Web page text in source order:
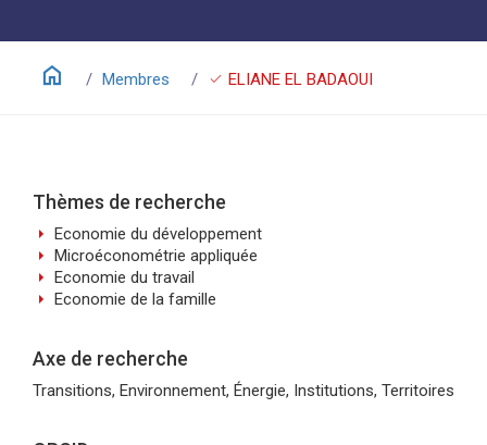
home Membres check ELIANE EL BADAOUI
Thèmes de recherche
arrow_right Economie du développement
arrow_right Microéconométrie appliquée
arrow_right Economie du travail
arrow_right Economie de la famille
Axe de recherche
Transitions, Environnement, Énergie, Institutions, Territoires